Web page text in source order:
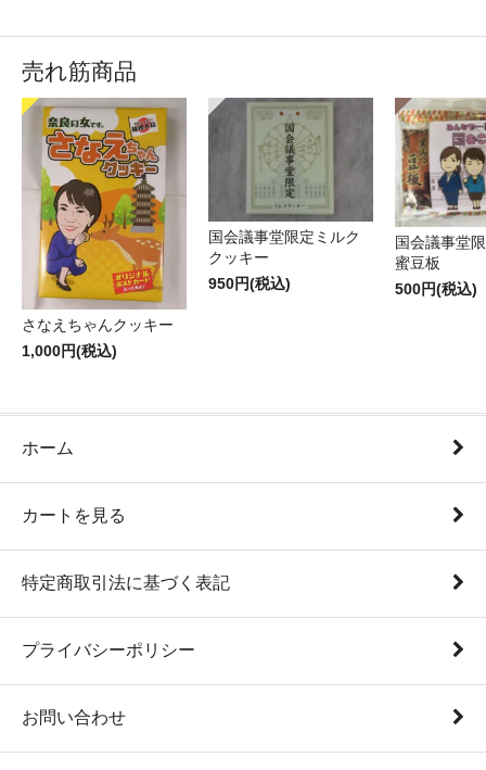
売れ筋商品
さなえちゃんクッキー
1,000円(税込)
国会議事堂限定ミルク
クッキー
950円(税込)
国会議事堂
蜜豆板
500円(税込)
ホーム
カートを見る
特定商取引法に基づく表記
プライバシーポリシー
お問い合わせ